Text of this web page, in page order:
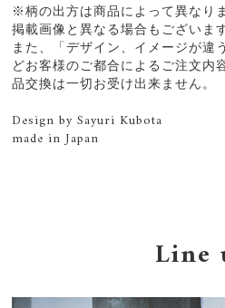
※柄の出方は商品によって異なり
掲載画像と異なる場合もございま
また、「デザイン、イメージが違
どお客様のご都合によるご注文内
品交換は一切お受け出来ません。
Design by Sayuri Kubota
made in Japan
Line